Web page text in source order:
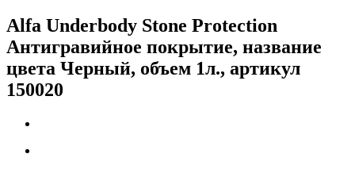
Alfa Underbody Stone Protection
Антигравийное покрытие, название
цвета Черный, объем 1л., артикул
150020